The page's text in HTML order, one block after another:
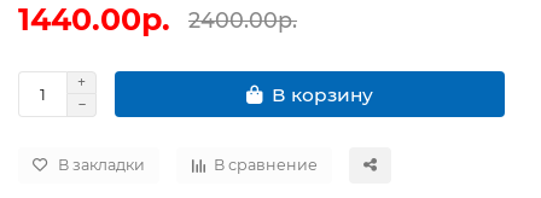
1440.00р. 2400.00р.
В корзину
В закладки В сравнение